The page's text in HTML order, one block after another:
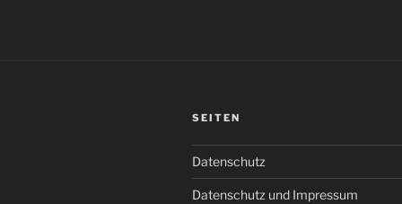
SEITEN
Datenschutz
Datenschutz und Impressum